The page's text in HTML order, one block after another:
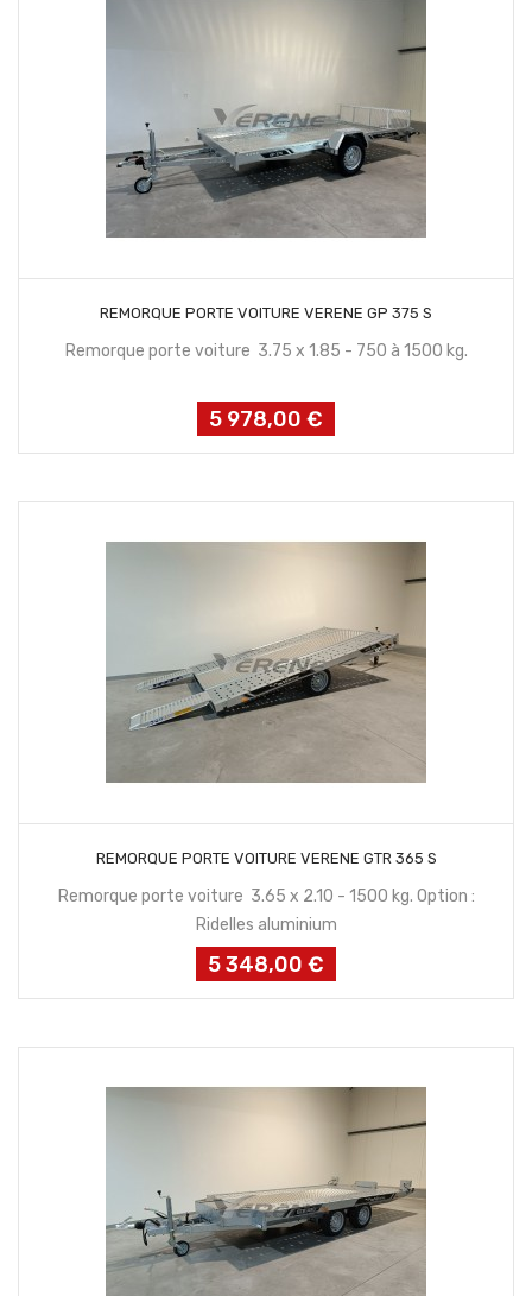
REMORQUE PORTE VOITURE VERENE GP 375 S
Remorque porte voiture 3.75 x 1.85 - 750 à 1500 kg.
Prix
5 978,00 €
REMORQUE PORTE VOITURE VERENE GTR 365 S
Remorque porte voiture 3.65 x 2.10 - 1500 kg. Option :
Ridelles aluminium
Prix
5 348,00 €